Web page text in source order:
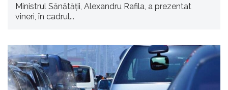
Ministrul Sănătății, Alexandru Rafila, a prezentat
vineri, în cadrul...